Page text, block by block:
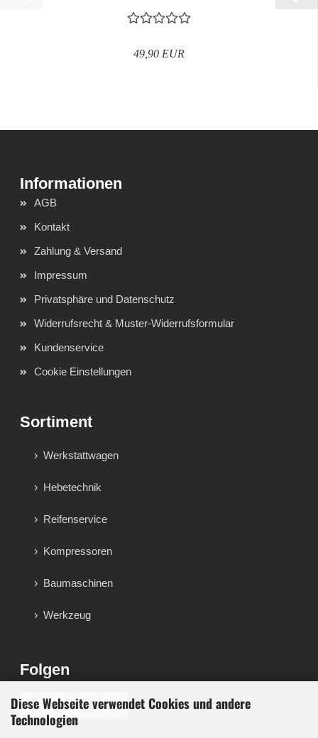
Diese Webseite verwendet Cookies und andere
Technologien
49,90 EUR
AGB
Kontakt
Zahlung & Versand
Impressum
Privatsphäre und Datenschutz
Widerrufsrecht & Muster-Widerrufsformular
Kundenservice
Cookie Einstellungen
Sortiment
Werkstattwagen
Hebetechnik
Reifenservice
Kompressoren
Baumaschinen
Werkzeug
Folgen
♪